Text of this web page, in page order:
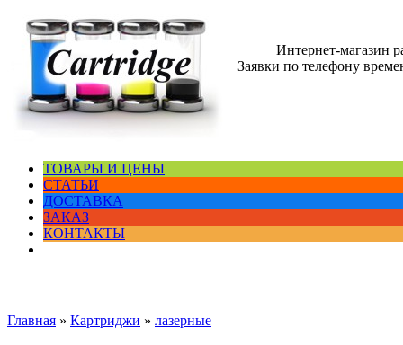
Интернет-магазин
Заявки по телефону
ТОВАРЫ И ЦЕНЫ
СТАТЬИ
ДОСТАВКА
ЗАКАЗ
КОНТАКТЫ
Главная » Картриджи » лазерные